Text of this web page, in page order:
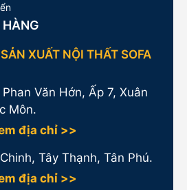
HÀNG
XUẤT NỘI THẤT SOFA
Văn Hớn, Ấp 7, Xuân
Môn.
địa chỉ >>
Tây Thạnh, Tân Phú.
địa chỉ >>